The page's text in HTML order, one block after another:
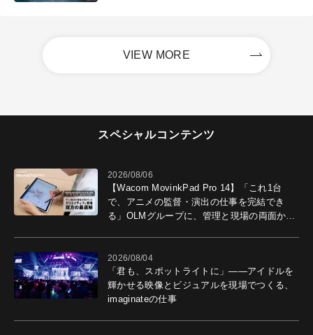
VIEW MORE
スペシャルコンテンツ
2026/08/06
【Wacom MovinkPad Pro 14】「これ1台
で、アニメの監督・演出の仕事を完結でき
る」OLMグループに、管理と現場の両面から
2026/08/04
「君も、スポットライトに」――アイドルを
輝かせる映像とビジュアルを現場でつくる、
imaginateの仕事